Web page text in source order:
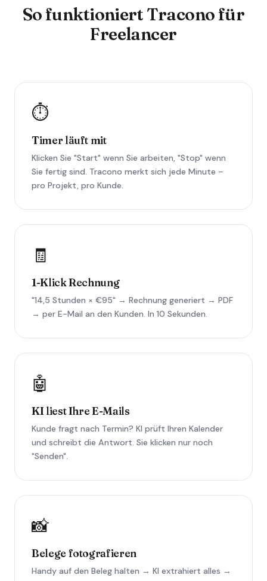
So funktioniert Tracono für
Freelancer
⏱️
Timer läuft mit
Klicken Sie "Start" wenn Sie arbeiten, "Stop" wenn
Sie fertig sind. Tracono merkt sich jede Minute –
pro Projekt, pro Kunde.
🧾
1-Klick Rechnung
"14,5 Stunden × €95" → Rechnung generiert → PDF
→ per E-Mail an den Kunden. In 10 Sekunden.
🤖
KI liest Ihre E-Mails
Kunde fragt nach Termin? KI prüft Ihren Kalender
und schreibt die Antwort. Sie klicken nur noch
"Senden".
📸
Belege fotografieren
Handy auf den Beleg halten → KI extrahiert alles →